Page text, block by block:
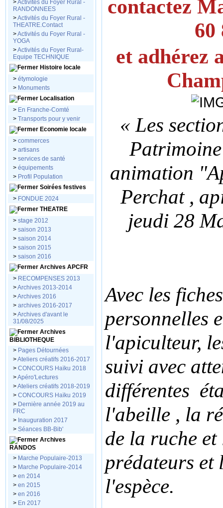
>Activités du Foyer Rural -
RANDONNEES
>Activités du Foyer Rural -
THEATRE.Contact
>Activités du Foyer Rural -
YOGA
>Activités du Foyer Rural-
Equipe TECHNIQUE
Histoire locale
> étymologie
> Monuments
Localisation
> En Franche-Comté
> Transports pour y venir
Economie locale
> commerces
> artisans
> services de santé
> équipements
> Profil Population
Soirées festives
> FONDUE 2024
THEATRE
> stage 2012
> saison 2013
> saison 2014
> saison 2015
> saison 2016
Archives APCFR
> RECOMPENSES 2013
>Archives 2013-2014
>Archives 2016
> archives 2016-2017
>Archives d'avant le
31/08/2025
Archives
BIBLIOTHEQUE
> Pages Détournées
>Ateliers créatifs 2016-2017
> CONCOURS Haïku 2018
>Apéro'Lectures
>Ateliers créatifs 2018-2019
> CONCOURS Haïku 2019
> Dernière année 2019 au
FRC
> Inauguration 2017
> Séances BB-Bib'
Archives
RANDOS
> Marche Populaire-2013
> Marche Populaire-2014
> en 2014
> en 2015
> en 2016
> En 2017
contactez
60
et adhérez
« Les
animation
Perchat ,
jeudi 28
Avec les
personnelles
l'apiculteur,
suivi avec
différentes
l'abeille , la
de la ruche et
prédateurs et
l'espèce.